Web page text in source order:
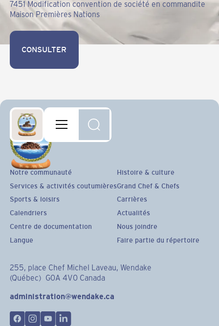
7451 Modification convention de société en commandite
Maison Premières Nations
CONSULTER
CONSULTER
255, place Chef Michel Laveau, Wendake
(Québec) G0A 4V0 Canada
administration@wendake.ca
Notre communauté
Services & activités coutumières
Sports & loisirs
Calendriers
Centre de documentation
Langue
Histoire & culture
Grand Chef & Chefs
Carrières
Actualités
Nous joindre
Faire partie du répertoire